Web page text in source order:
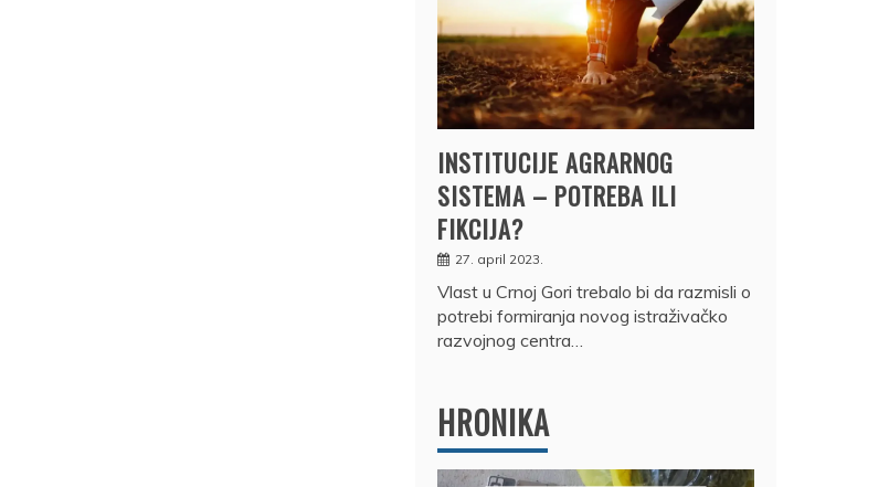
INSTITUCIJE AGRARNOG
SISTEMA – POTREBA ILI
FIKCIJA?
27. april 2023.
Vlast u Crnoj Gori trebalo bi da razmisli o
potrebi formiranja novog istraživačko
razvojnog centra…
HRONIKA